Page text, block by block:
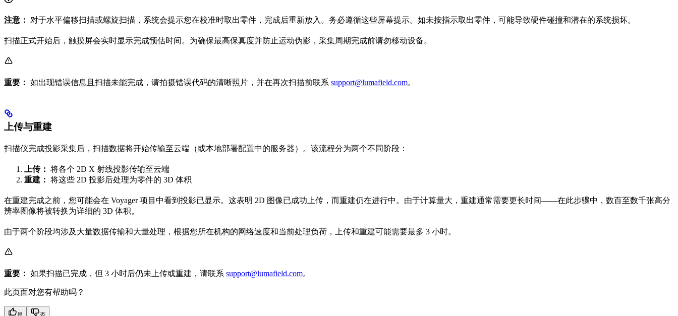
注意： 对于水平偏移扫描或螺旋扫描，系统会提示您在校准时取出零件，完成后重新放入。务必遵循这些屏幕提示。如未按指示取出零件，可能导致硬件碰撞和潜在的系统损坏。
扫描正式开始后，触摸屏会实时显示完成预估时间。为确保最高保真度并防止运动伪影，采集周期完成前请勿移动设备。
重要： 如出现错误信息且扫描未能完成，请拍摄错误代码的清晰照片，并在再次扫描前联系 support@lumafield.com。
上传与重建
扫描仪完成投影采集后，扫描数据将开始传输至云端（或本地部署配置中的服务器）。该流程分为两个不同阶段：
上传： 将各个 2D X 射线投影传输至云端
重建： 将这些 2D 投影后处理为零件的 3D 体积
在重建完成之前，您可能会在 Voyager 项目中看到投影已显示。这表明 2D 图像已成功上传，而重建仍在进行中。由于计算量大，重建通常需要更长时间——在此步骤中，数百至数千张高分
辨率图像将被转换为详细的 3D 体积。
由于两个阶段均涉及大量数据传输和大量处理，根据您所在机构的网络速度和当前处理负荷，上传和重建可能需要最多 3 小时。
重要： 如果扫描已完成，但 3 小时后仍未上传或重建，请联系 support@lumafield.com。
此页面对您有帮助吗？
是 否